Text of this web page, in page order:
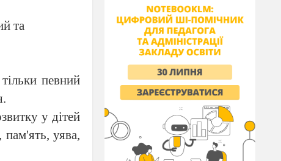
та
певний
у дітей
пам'ять, уява,